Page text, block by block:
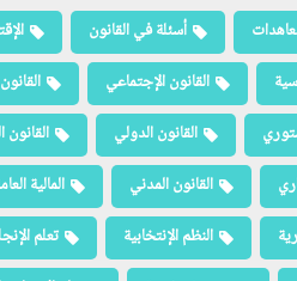
أسئلة في القانون
القانون الإجتماعي
القانون الدولي
القانون المدني المالية
النظم الإنتخابية تعلم